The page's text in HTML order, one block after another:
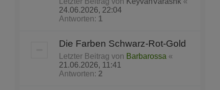
24.06.2026, 22:04
Antworten: 1
Die Farben Schwarz-Rot-Gold
Letzter Beitrag von Barbarossa «
21.06.2026, 11:41
Antworten: 2